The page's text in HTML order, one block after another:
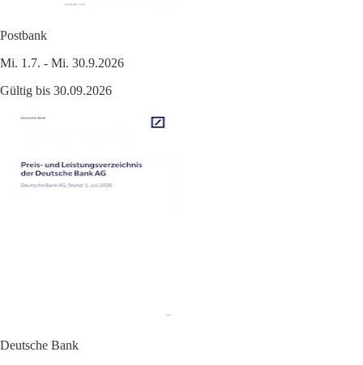
Postbank
Mi. 1.7. - Mi. 30.9.2026
Gültig bis 30.09.2026
Deutsche Bank